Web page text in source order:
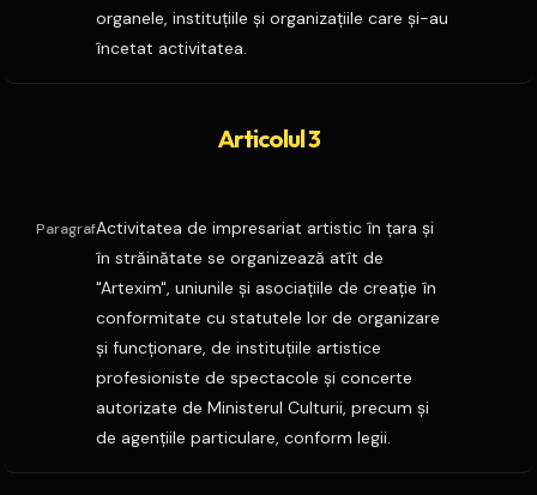
organele, instituţiile şi organizaţiile care şi-au
încetat activitatea.
Articolul 3
ParagrafActivitatea de impresariat artistic în ţara şi
în străinătate se organizează atît de
"Artexim", uniunile şi asociaţiile de creaţie în
conformitate cu statutele lor de organizare
şi funcţionare, de instituţiile artistice
profesioniste de spectacole şi concerte
autorizate de Ministerul Culturii, precum şi
de agenţiile particulare, conform legii.